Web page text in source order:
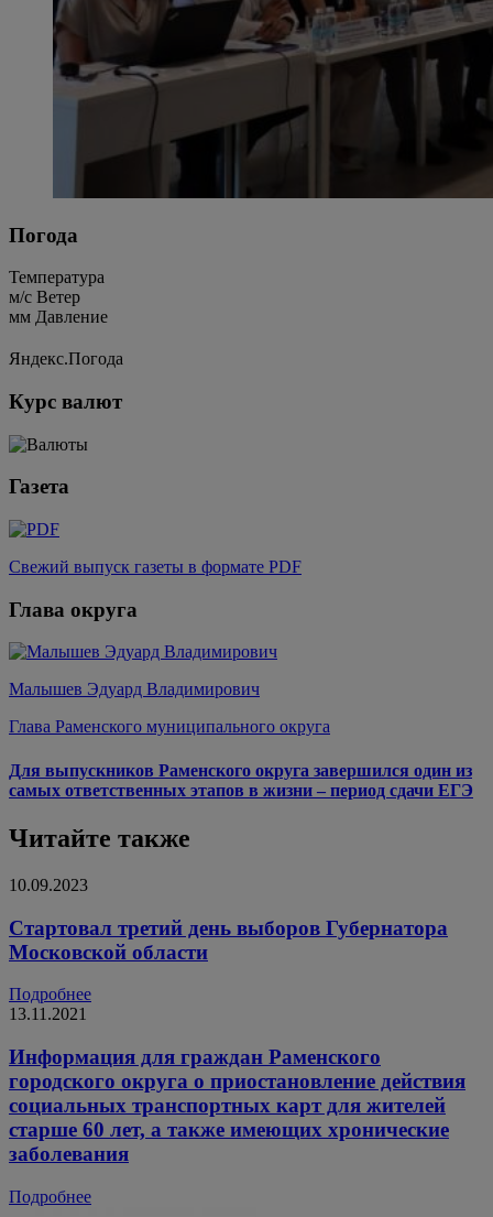
Погода
Температура
м/c Ветер
мм Давление
Яндекс.Погода
Курс валют
Газета
Свежий выпуск газеты в формате PDF
Глава округа
Малышев Эдуард Владимирович
Глава Раменского муниципального округа
Для выпускников Раменского округа завершился один из
самых ответственных этапов в жизни – период сдачи ЕГЭ
Читайте также
10.09.2023
Стартовал третий день выборов Губернатора
Московской области
Подробнее
13.11.2021
Информация для граждан Раменского
городского округа о приостановление действия
социальных транспортных карт для жителей
старше 60 лет, а также имеющих хронические
заболевания
Подробнее